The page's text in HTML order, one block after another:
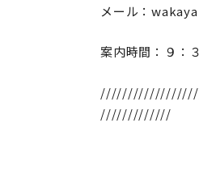
メール：
案内時間：９
/////////////